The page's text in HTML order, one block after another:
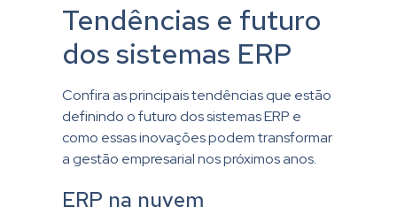
Tendências e futuro
dos sistemas ERP
Confira as principais tendências que estão
definindo o futuro dos sistemas ERP e
como essas inovações podem transformar
a gestão empresarial nos próximos anos.
ERP na nuvem